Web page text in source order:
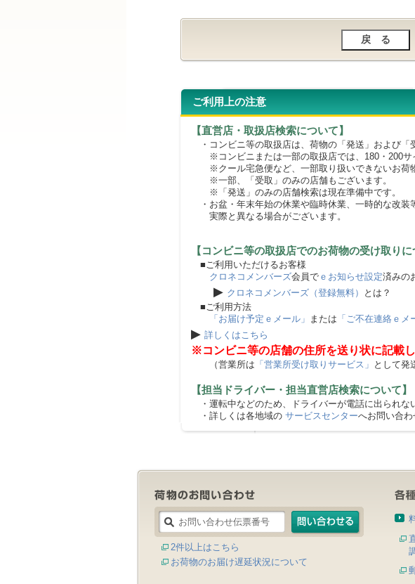
ご利用上の注意
【直営店・取扱店検索について】
・コンビニ等の取扱店は、荷物の「発送」および「
※コンビニまたは一部の取扱店では、180・200サ
※クール宅急便など、一部取り扱いできないお荷物
※一部、「受取」のみの店舗もございます。
※「発送」のみの店舗検索は現在準備中です。
・お盆・年末年始の休業や臨時休業、一時的な改装
実際と異なる場合がございます。
【コンビニ等の取扱店でのお荷物の受け取り
■ご利用いただけるお客様
クロネコメンバーズ会員で ｅお知らせ設定済みの
▶ クロネコメンバーズ（登録無料）
とは？
■ご利用方法
「お届け予定ｅメール」 または 「ご不在連絡ｅメ
▶ 詳しくはこちら
※コンビニ等の店舗の住所を送り状に記載
（営業所は 「営業所受け取りサービス」 として発
【担当ドライバー・担当直営店検索について】
・運転中などのため、ドライバーが電話に出られな
・詳しくは各地域の サービスセンターへお問い合わ
2件以上はこちら
お荷物のお届け遅延状況について